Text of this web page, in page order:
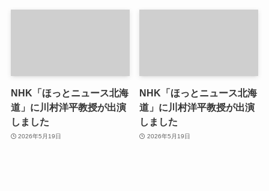
NHK「ほっとニュース北海
道」に川村洋平教授が出演
しました
2026年5月19日
NHK「ほっとニュース北海
道」に川村洋平教授が出演
しました
2026年5月19日